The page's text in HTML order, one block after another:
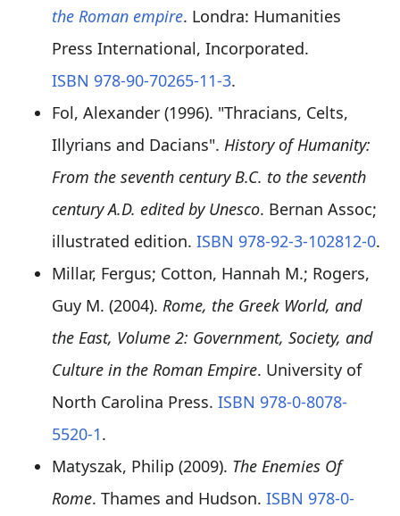
the Roman empire. Londra: Humanities
Press International, Incorporated.
ISBN 978-90-70265-11-3.
Fol, Alexander (1996). "Thracians, Celts,
Illyrians and Dacians". History of Humanity:
From the seventh century B.C. to the seventh
century A.D. edited by Unesco. Bernan Assoc;
illustrated edition. ISBN 978-92-3-102812-0.
Millar, Fergus; Cotton, Hannah M.; Rogers,
Guy M. (2004). Rome, the Greek World, and
the East, Volume 2: Government, Society, and
Culture in the Roman Empire. University of
North Carolina Press. ISBN 978-0-8078-
5520-1.
Matyszak, Philip (2009). The Enemies Of
Rome. Thames and Hudson. ISBN 978-0-